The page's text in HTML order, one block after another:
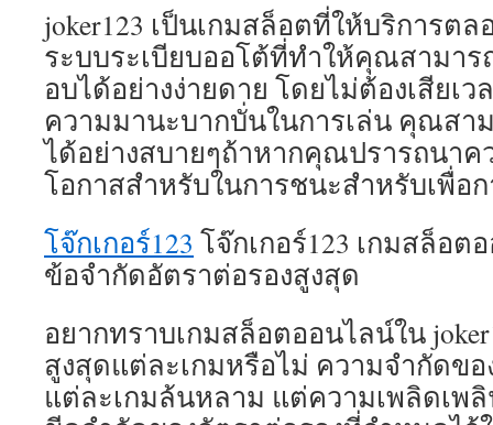
joker123 เป็นเกมสล็อตที่ให้บริการต
ระบบระเบียบออโต้ที่ทำให้คุณสามา
อบได้อย่างง่ายดาย โดยไม่ต้องเสียเ
ความมานะบากบั่นในการเล่น คุณสา
ได้อย่างสบายๆถ้าหากคุณปรารถนาค
โอกาสสำหรับในการชนะสำหรับเพื่อ
โจ๊กเกอร์123 โจ๊กเกอร์123 เกมสล็อ
ข้อจำกัดอัตราต่อรองสูงสุด
อยากทราบเกมสล็อตออนไลน์ใน
สูงสุดแต่ละเกมหรือไม่ ความจำกัดข
แต่ละเกมล้นหลาม แต่ความเพลิดเพ